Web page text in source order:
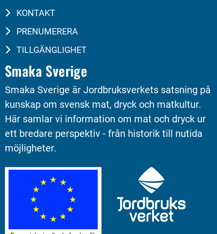
KONTAKT
PRENUMERERA
TILLGÄNGLIGHET
Smaka Sverige
Smaka Sverige är Jordbruksverkets satsning på
kunskap om svensk mat, dryck och matkultur.
Här samlar vi information om mat och dryck ur
ett bredare perspektiv - från historik till nutida
möjligheter.